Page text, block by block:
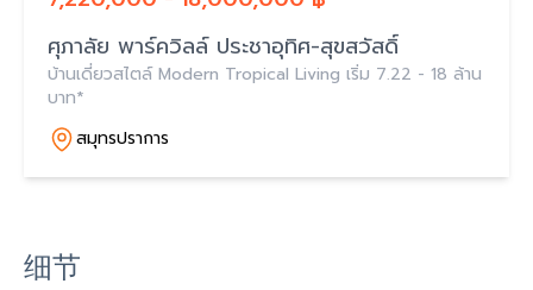
ศุภาลัย พาร์ควิลล์ ประชาอุทิศ-สุขสวัสดิ์
บ้านเดี่ยวสไตล์ Modern Tropical Living เริ่ม 7.22 - 18 ล้าน
บาท*
สมุทรปราการ
细节